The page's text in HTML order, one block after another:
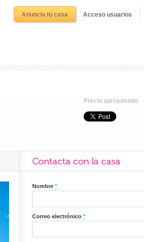
Anuncia tu casa Acceso usuarios
Precio aproximado
Contacta con la casa
Nombre*
Correo electrónico*